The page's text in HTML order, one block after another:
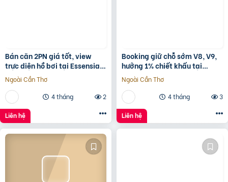
Bán căn 2PN giá tốt, view
trực diện hồ bơi tại Essensia
Sky với giá chỉ 5,6 tỷ
Ngoài Cần Thơ
4 tháng
2
Liên hệ
Booking giữ chỗ sớm V8, V9,
hưởng 1% chiết khấu tại
Sunshine Sky City để đón đầu
hạ tầng phát triển
Ngoài Cần Thơ
4 tháng
3
Liên hệ